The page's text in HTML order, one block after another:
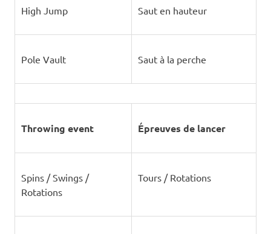
High Jump Saut en hauteur
Pole Vault Saut à la perche
Throwing event Épreuves de lancer
Spins / Swings /
Rotations
Tours / Rotations